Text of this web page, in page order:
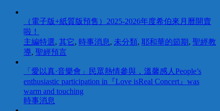
（電子版+紙質版預售）2025-2026年度希伯來月曆開賣
啦！
主編特選, 其它, 時事消息, 未分類, 耶和華的節期, 聖經教
導, 聖經預言
「愛以真·音樂會」民眾熱情參與，溫馨感人People’s
enthusiastic participation in『Love isReal Concert』was
warm and touching
時事消息